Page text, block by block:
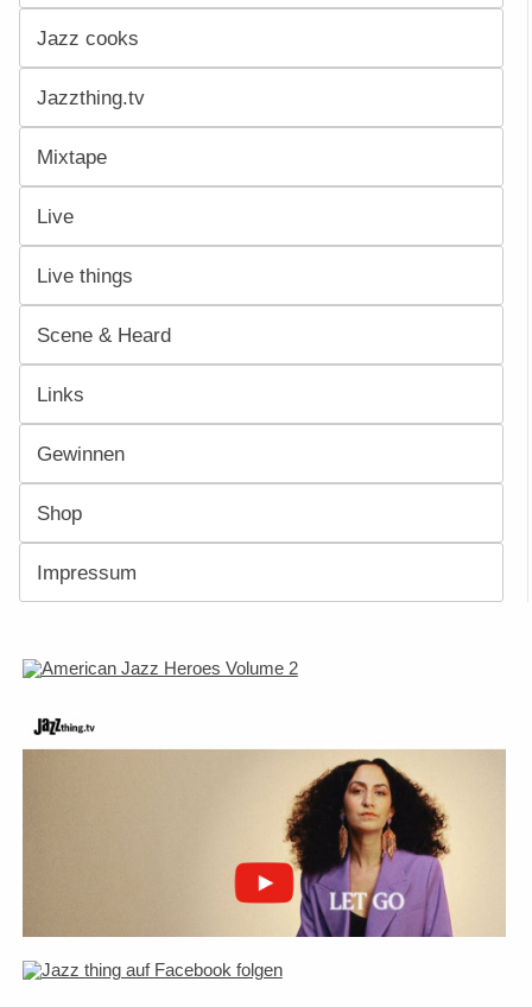
Jazz cooks
Jazzthing.tv
Mixtape
Live
Live things
Scene & Heard
Links
Gewinnen
Shop
Impressum